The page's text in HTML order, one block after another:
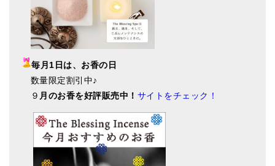
毎月1日は、お香の日
数量限定割引中♪
９ 月のお香を好評販売中！ サイトをチェック！